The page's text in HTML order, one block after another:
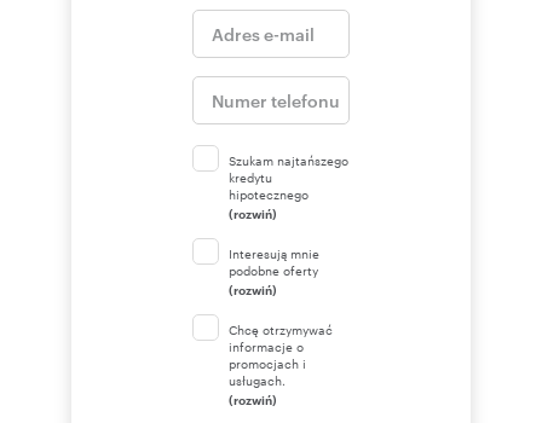
Szukam najtańszego
kredytu
hipotecznego
(rozwiń)
Interesują mnie
podobne oferty
(rozwiń)
Chcę otrzymywać
informacje o
promocjach i
usługach.
(rozwiń)